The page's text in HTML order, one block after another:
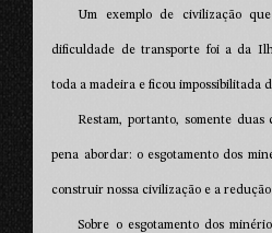
Um exemplo de civilização
dificuldade de transporte foi a da
toda a madeira e ficou impossibilitada
Restam, portanto, somente duas
pena abordar: o esgotamento dos
construir nossa civilização e a
Sobre o esgotamento dos